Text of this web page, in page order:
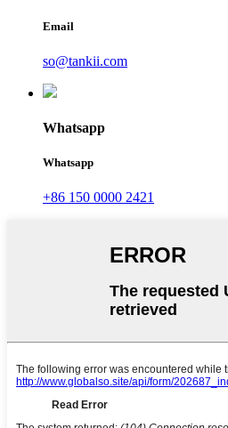
Email
so@tankii.com
Whatsapp
Whatsapp
+86 150 0000 2421